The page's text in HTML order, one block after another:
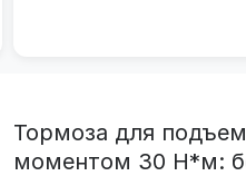
Тормоза для
моментом 30 Н*м: